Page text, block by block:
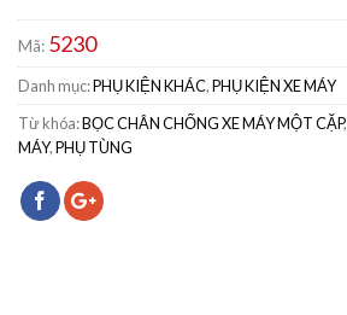
Mã: 5230
Danh mục:PHỤ KIỆN KHÁC,PHỤ KIỆN XE MÁY
Từ khóa:BỌC CHÂN CHỐNG XE MÁY MỘT CẶP,
MÁY,PHỤ TÙNG